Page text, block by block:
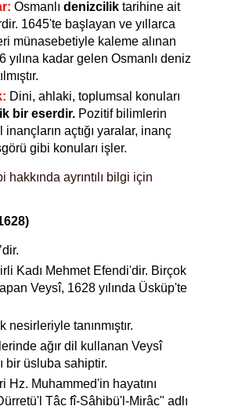
Osmanlı denizciliktarihine ait
1645'te başlayan ve yıllarca
münasebetiyle kaleme alınan
yılına kadar gelen Osmanlı deniz
Dini, ahlaki, toplumsal konuları
bir eserdir.Pozitif bilimlerin
açtığı yaralar, inanç
gibi konuları işler.
hakkında ayrıntılı bilgi için
Kadı Mehmet Efendi'dir. Birçok
Veysî, 1628 yılında Üsküp'te
tanınmıştır.
ağır dil kullanan Veysî
bir üsluba sahiptir.
Hz. Muhammed'in hayatını
Tâc fî-Sâhibü'l-Mirâc" adlı